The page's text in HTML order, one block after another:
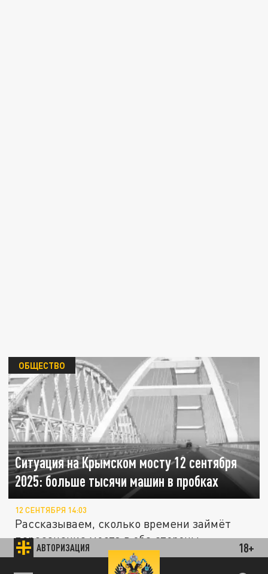
АВТОРИЗАЦИЯ 18+
Ситуация на Крымском мосту 12 сентября
2025: больше тысячи машин в пробках
ОБЩЕСТВО
12 СЕНТЯБРЯ 14:03
Рассказываем, сколько времени займёт
пересечение моста в обе стороны.